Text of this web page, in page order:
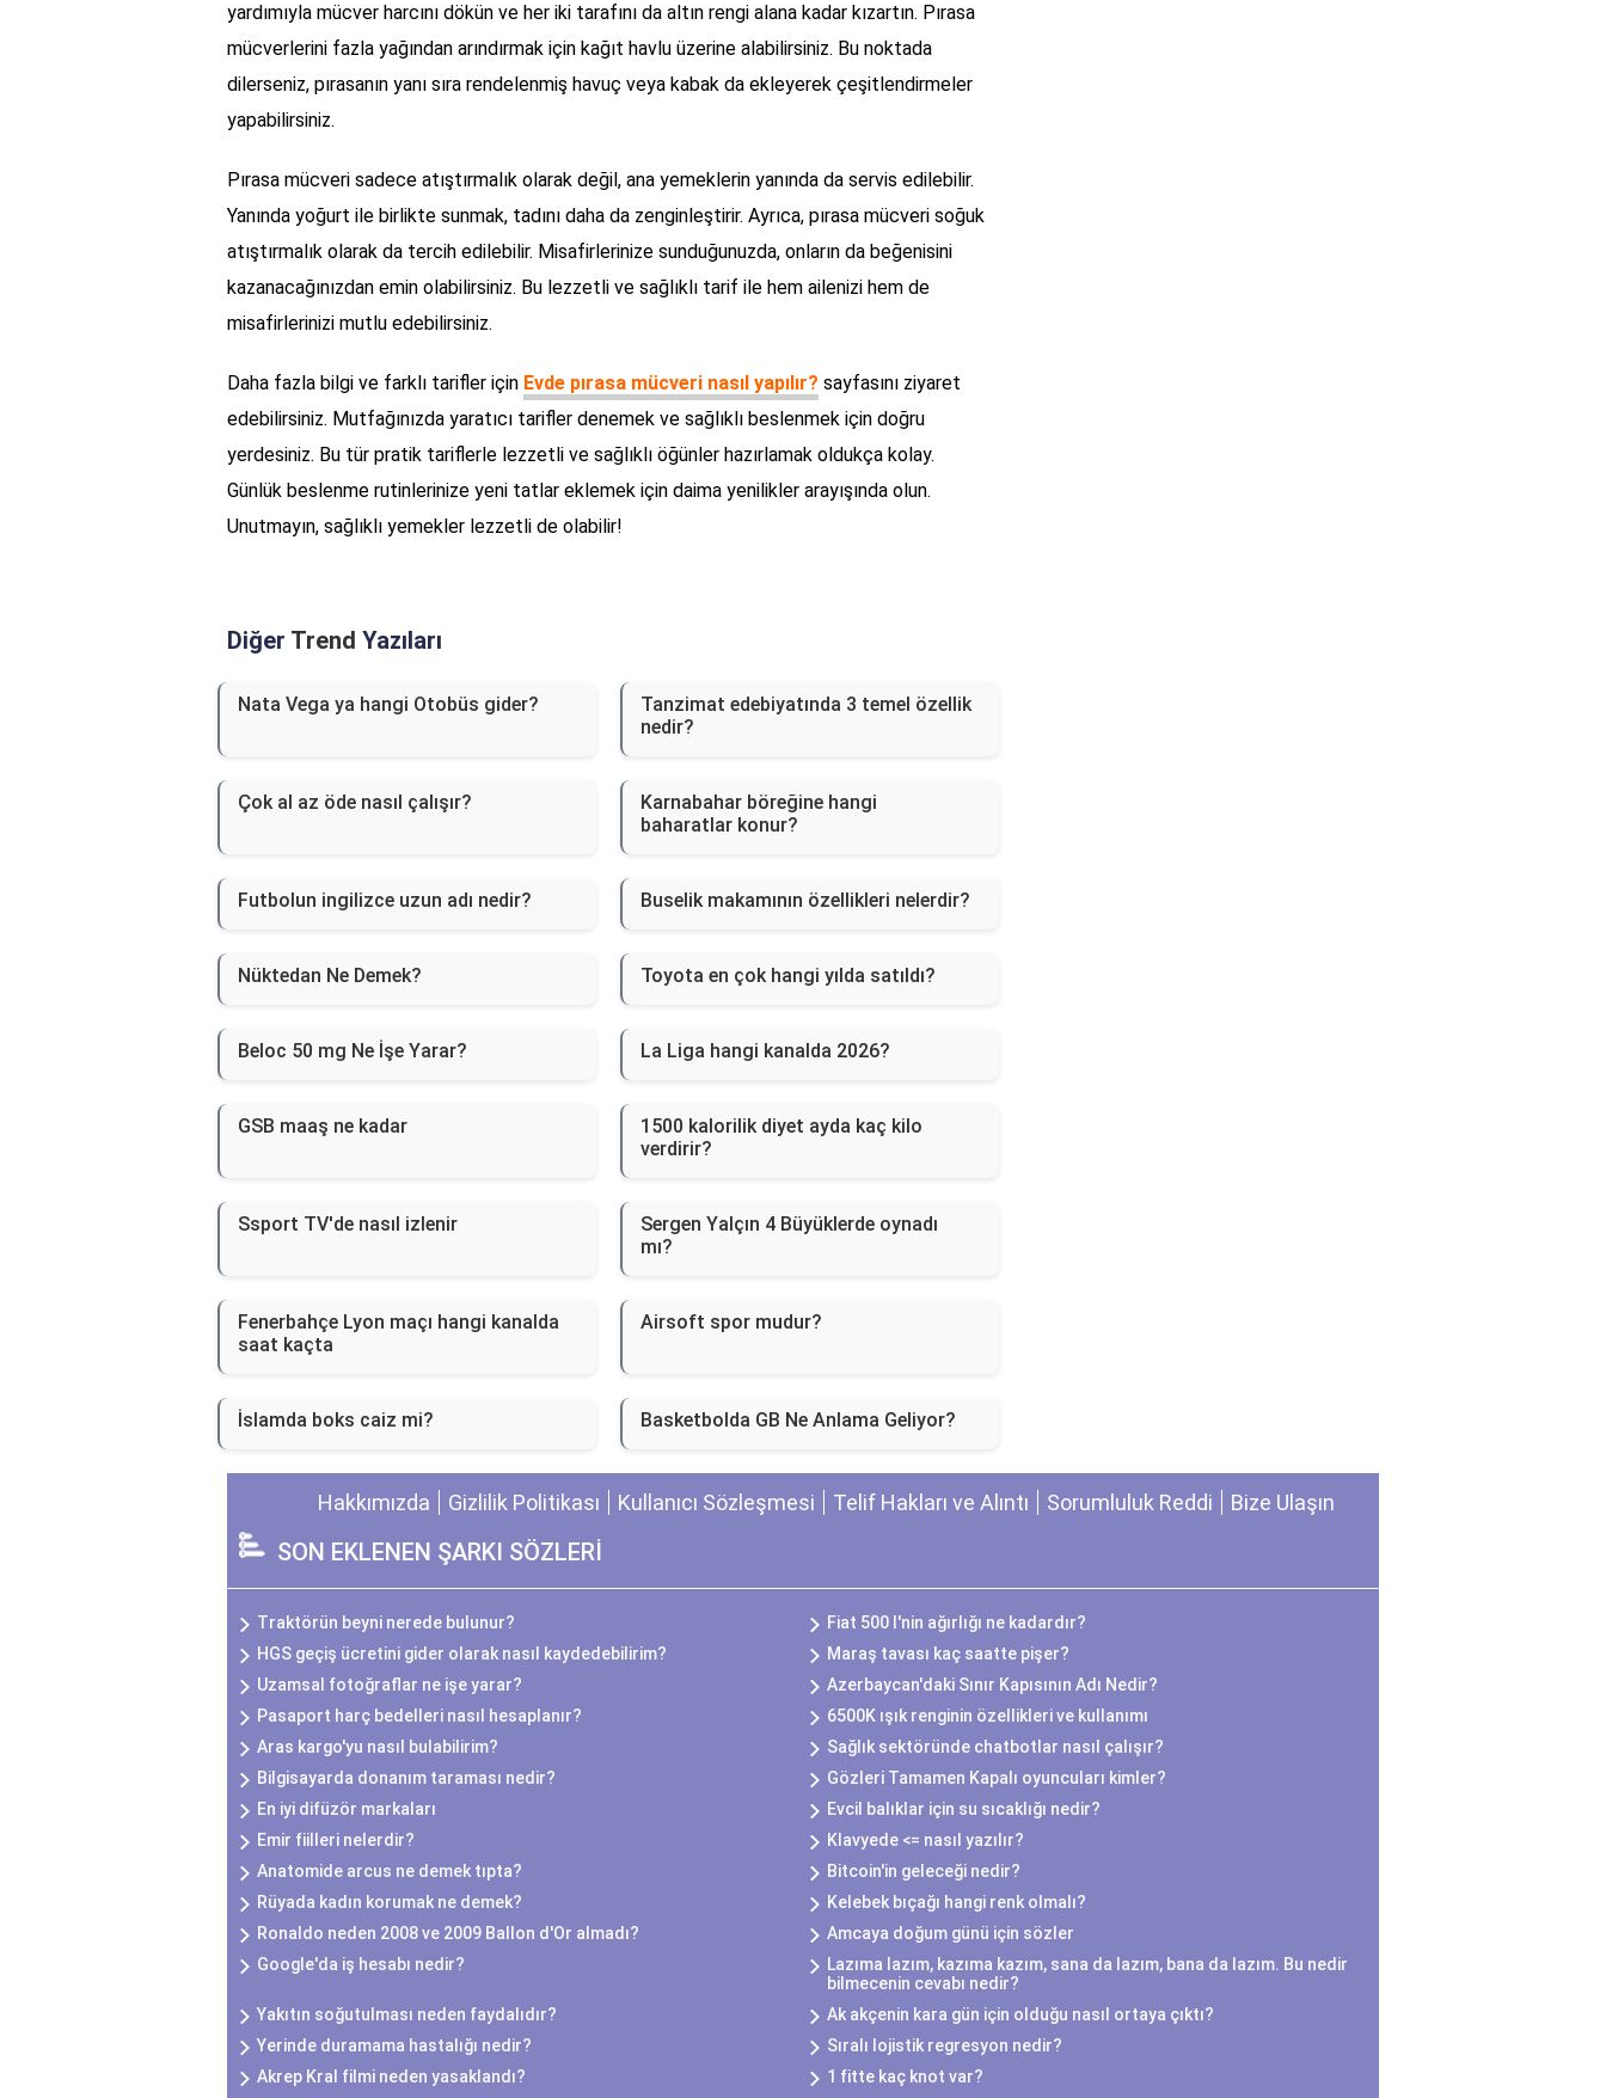
yardımıyla mücver harcını dökün ve her iki tarafını da altın rengi alana kadar kızartın. Pırasa
mücverlerini fazla yağından arındırmak için kağıt havlu üzerine alabilirsiniz. Bu noktada
dilerseniz, pırasanın yanı sıra rendelenmiş havuç veya kabak da ekleyerek çeşitlendirmeler
yapabilirsiniz.
Pırasa mücveri sadece atıştırmalık olarak değil, ana yemeklerin yanında da servis edilebilir.
Yanında yoğurt ile birlikte sunmak, tadını daha da zenginleştirir. Ayrıca, pırasa mücveri soğuk
atıştırmalık olarak da tercih edilebilir. Misafirlerinize sunduğunuzda, onların da beğenisini
kazanacağınızdan emin olabilirsiniz. Bu lezzetli ve sağlıklı tarif ile hem ailenizi hem de
misafirlerinizi mutlu edebilirsiniz.
Daha fazla bilgi ve farklı tarifler için Evde pırasa mücveri nasıl yapılır? sayfasını ziyaret
edebilirsiniz. Mutfağınızda yaratıcı tarifler denemek ve sağlıklı beslenmek için doğru
yerdesiniz. Bu tür pratik tariflerle lezzetli ve sağlıklı öğünler hazırlamak oldukça kolay.
Günlük beslenme rutinlerinize yeni tatlar eklemek için daima yenilikler arayışında olun.
Unutmayın, sağlıklı yemekler lezzetli de olabilir!
Diğer Trend Yazıları
Nata Vega ya hangi Otobüs gider?
Tanzimat edebiyatında 3 temel özellik
nedir?
Çok al az öde nasıl çalışır?
Karnabahar böreğine hangi
baharatlar konur?
Futbolun ingilizce uzun adı nedir? Buselik makamının özellikleri nelerdir?
Nüktedan Ne Demek? Toyota en çok hangi yılda satıldı?
Beloc 50 mg Ne İşe Yarar? La Liga hangi kanalda 2026?
GSB maaş ne kadar
1500 kalorilik diyet ayda kaç kilo
verdirir?
Ssport TV'de nasıl izlenir
Sergen Yalçın 4 Büyüklerde oynadı
mı?
Fenerbahçe Lyon maçı hangi kanalda
saat kaçta
Airsoft spor mudur?
İslamda boks caiz mi? Basketbolda GB Ne Anlama Geliyor?
Hakkımızda Gizlilik Politikası Kullanıcı Sözleşmesi Telif Hakları ve Alıntı Sorumluluk Reddi Bize Ulaşın
SON EKLENEN ŞARKI SÖZLERİ
Traktörün beyni nerede bulunur?
Fiat 500 l'nin ağırlığı ne kadardır?
HGS geçiş ücretini gider olarak nasıl kaydedebilirim?
Maraş tavası kaç saatte pişer?
Uzamsal fotoğraflar ne işe yarar?
Azerbaycan'daki Sınır Kapısının Adı Nedir?
Pasaport harç bedelleri nasıl hesaplanır?
6500K ışık renginin özellikleri ve kullanımı
Aras kargo'yu nasıl bulabilirim?
Sağlık sektöründe chatbotlar nasıl çalışır?
Bilgisayarda donanım taraması nedir?
Gözleri Tamamen Kapalı oyuncuları kimler?
En iyi difüzör markaları
Evcil balıklar için su sıcaklığı nedir?
Emir fiilleri nelerdir?
Klavyede <= nasıl yazılır?
Anatomide arcus ne demek tıpta?
Bitcoin'in geleceği nedir?
Rüyada kadın korumak ne demek?
Kelebek bıçağı hangi renk olmalı?
Ronaldo neden 2008 ve 2009 Ballon d'Or almadı?
Amcaya doğum günü için sözler
Google'da iş hesabı nedir?
Lazıma lazım, kazıma kazım, sana da lazım, bana da lazım. Bu nedir
bilmecenin cevabı nedir?
Yakıtın soğutulması neden faydalıdır?
Ak akçenin kara gün için olduğu nasıl ortaya çıktı?
Yerinde duramama hastalığı nedir?
Sıralı lojistik regresyon nedir?
Akrep Kral filmi neden yasaklandı?
1 fitte kaç knot var?